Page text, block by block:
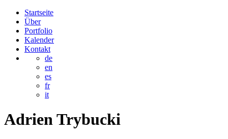
Startseite
Über
Portfolio
Kalender
Kontakt
de
en
es
fr
it
AdrienTrybucki